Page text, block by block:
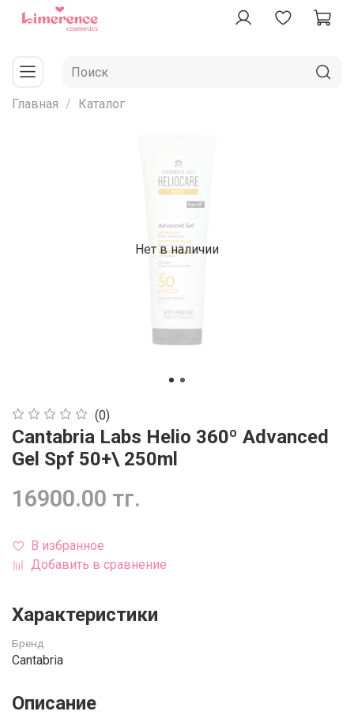
Главная Каталог
Нет в наличии
(0)
Cantabria Labs Helio 360º Advanced
Gel Spf 50+\ 250ml
16900.00 тг.
В избранное
Добавить в сравнение
Характеристики
Бренд
Cantabria
Описание